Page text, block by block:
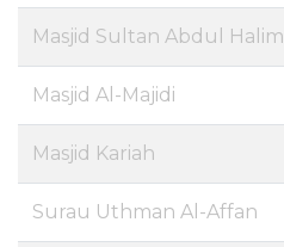
Masjid Sultan Abdul Halim
Masjid Al-Majidi
Masjid Kariah
Surau Uthman Al-Affan